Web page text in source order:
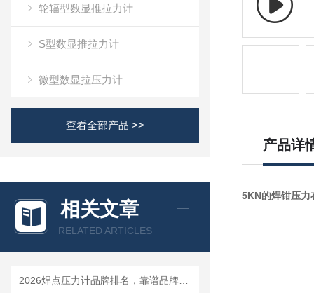
轮辐型数显推拉力计
S型数显推拉力计
微型数显拉压力计
查看全部产品 >>
相关文章
RELATED ARTICLES
产品详
5KN的焊钳压力